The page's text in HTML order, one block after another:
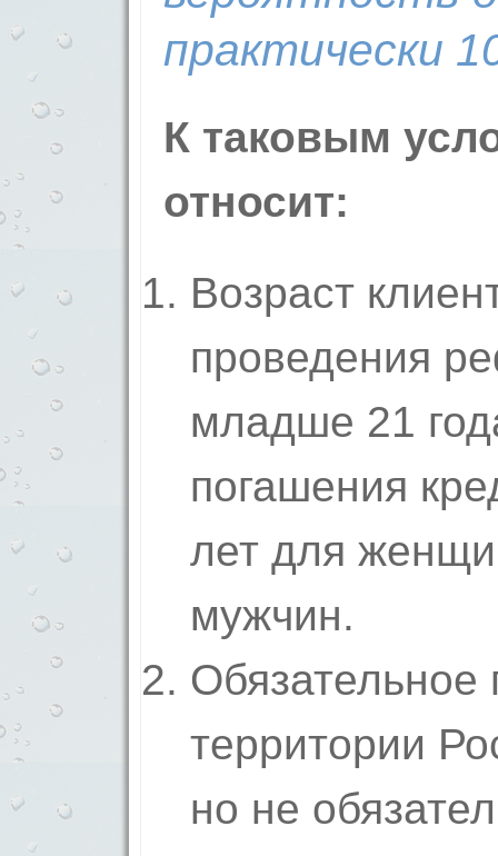
практически
К таковым
относит:
Возраст
проведения
младше 21
погашения
лет для
мужчин.
Обязательное
территории
но не